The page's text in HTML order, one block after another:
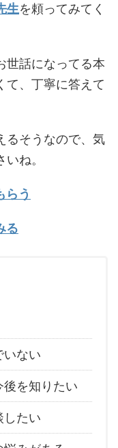
生を頼ってみてく
世話になってる本
て、丁寧に答えて
るそうなので、気
ね。
らう
る
いない
を知りたい
したい